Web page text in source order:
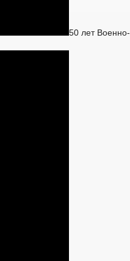
50 лет Военно-